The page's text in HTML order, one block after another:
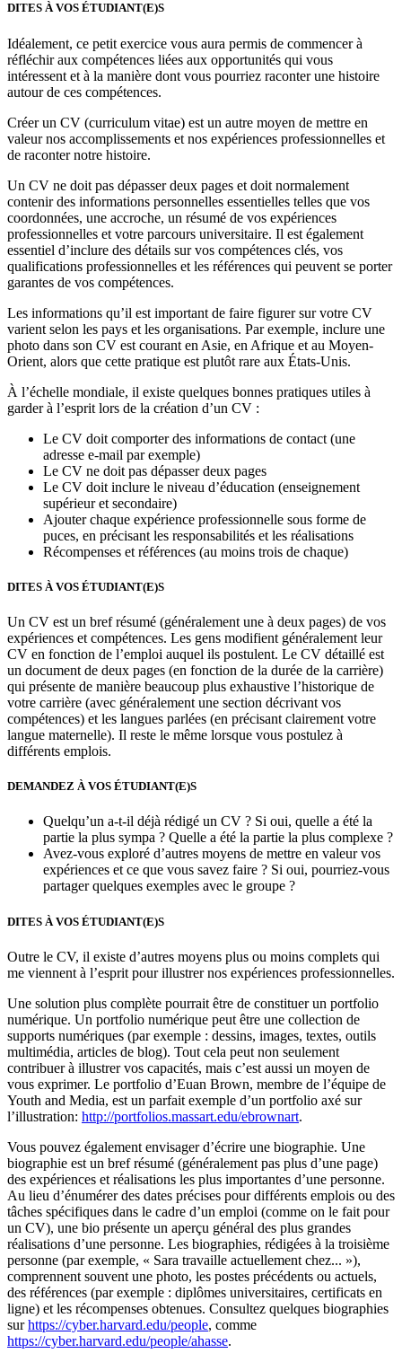
DITES À VOS ÉTUDIANT(E)S
Idéalement, ce petit exercice vous aura permis de commencer à
réfléchir aux compétences liées aux opportunités qui vous
intéressent et à la manière dont vous pourriez raconter une histoire
autour de ces compétences.
Créer un CV (curriculum vitae) est un autre moyen de mettre en
valeur nos accomplissements et nos expériences professionnelles et
de raconter notre histoire.
Un CV ne doit pas dépasser deux pages et doit normalement
contenir des informations personnelles essentielles telles que vos
coordonnées, une accroche, un résumé de vos expériences
professionnelles et votre parcours universitaire. Il est également
essentiel d’inclure des détails sur vos compétences clés, vos
qualifications professionnelles et les références qui peuvent se porter
garantes de vos compétences.
Les informations qu’il est important de faire figurer sur votre CV
varient selon les pays et les organisations. Par exemple, inclure une
photo dans son CV est courant en Asie, en Afrique et au Moyen-
Orient, alors que cette pratique est plutôt rare aux États-Unis.
À l’échelle mondiale, il existe quelques bonnes pratiques utiles à
garder à l’esprit lors de la création d’un CV :
Le CV doit comporter des informations de contact (une
adresse e-mail par exemple)
Le CV ne doit pas dépasser deux pages
Le CV doit inclure le niveau d’éducation (enseignement
supérieur et secondaire)
Ajouter chaque expérience professionnelle sous forme de
puces, en précisant les responsabilités et les réalisations
Récompenses et références (au moins trois de chaque)
DITES À VOS ÉTUDIANT(E)S
Un CV est un bref résumé (généralement une à deux pages) de vos
expériences et compétences. Les gens modifient généralement leur
CV en fonction de l’emploi auquel ils postulent. Le CV détaillé est
un document de deux pages (en fonction de la durée de la carrière)
qui présente de manière beaucoup plus exhaustive l’historique de
votre carrière (avec généralement une section décrivant vos
compétences) et les langues parlées (en précisant clairement votre
langue maternelle). Il reste le même lorsque vous postulez à
différents emplois.
DEMANDEZ À VOS ÉTUDIANT(E)S
Quelqu’un a-t-il déjà rédigé un CV ? Si oui, quelle a été la
partie la plus sympa ? Quelle a été la partie la plus complexe ?
Avez-vous exploré d’autres moyens de mettre en valeur vos
expériences et ce que vous savez faire ? Si oui, pourriez-vous
partager quelques exemples avec le groupe ?
DITES À VOS ÉTUDIANT(E)S
Outre le CV, il existe d’autres moyens plus ou moins complets qui
me viennent à l’esprit pour illustrer nos expériences professionnelles.
Une solution plus complète pourrait être de constituer un portfolio
numérique. Un portfolio numérique peut être une collection de
supports numériques (par exemple : dessins, images, textes, outils
multimédia, articles de blog). Tout cela peut non seulement
contribuer à illustrer vos capacités, mais c’est aussi un moyen de
vous exprimer. Le portfolio d’Euan Brown, membre de l’équipe de
Youth and Media, est un parfait exemple d’un portfolio axé sur
l’illustration: http://portfolios.massart.edu/ebrownart.
Vous pouvez également envisager d’écrire une biographie. Une
biographie est un bref résumé (généralement pas plus d’une page)
des expériences et réalisations les plus importantes d’une personne.
Au lieu d’énumérer des dates précises pour différents emplois ou des
tâches spécifiques dans le cadre d’un emploi (comme on le fait pour
un CV), une bio présente un aperçu général des plus grandes
réalisations d’une personne. Les biographies, rédigées à la troisième
personne (par exemple, « Sara travaille actuellement chez... »),
comprennent souvent une photo, les postes précédents ou actuels,
des références (par exemple : diplômes universitaires, certificats en
ligne) et les récompenses obtenues. Consultez quelques biographies
surhttps://cyber.harvard.edu/people, comme
https://cyber.harvard.edu/people/ahasse.